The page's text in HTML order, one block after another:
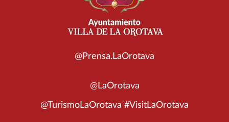
@Prensa.LaOrotava
@LaOrotava
@TurismoLaOrotava #VisitLaOrotava